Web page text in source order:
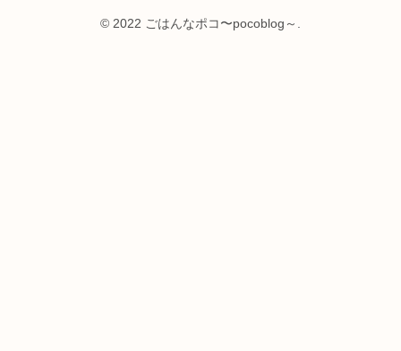
© 2022 ごはんなポコ〜pocoblog～.